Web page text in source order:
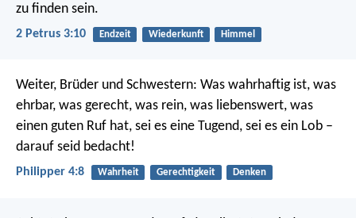
zu finden sein.
2 Petrus 3:10 Endzeit Wiederkunft Himmel
Weiter, Brüder und Schwestern: Was wahrhaftig ist, was
ehrbar, was gerecht, was rein, was liebenswert, was
einen guten Ruf hat, sei es eine Tugend, sei es ein Lob –
darauf seid bedacht!
Philipper 4:8 Wahrheit Gerechtigkeit Denken